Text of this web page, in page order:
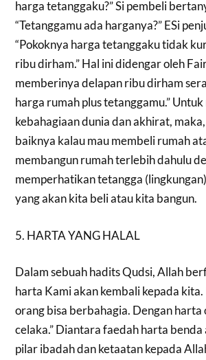
harga tetanggaku?” Si pembeli
“Tetanggamu ada harganya?” ESi
“Pokoknya harga tetanggaku tidak
ribu dirham.” Hal ini didengar oleh
memberinya delapan ribu dirham
harga rumah plus tetanggamu.”
kebahagiaan dunia dan akhirat,
baiknya kalau mau membeli rumah
membangun rumah terlebih dahulu
memperhatikan tetangga
yang akan kita beli atau kita bangun.
5. HARTA YANG HALAL
Dalam sebuah hadits Qudsi, Allah
harta Kami akan kembali kepada
orang bisa berbahagia. Dengan harta
celaka.” Diantara faedah harta benda
pilar ibadah dan ketaatan kepada